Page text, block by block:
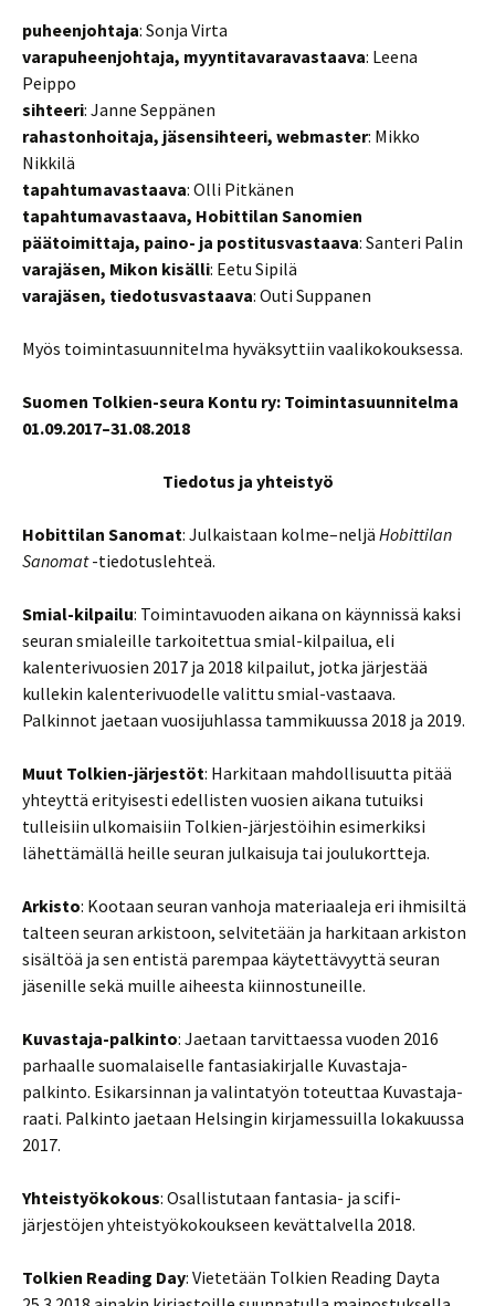
puheenjohtaja: Sonja Virta
varapuheenjohtaja, myyntitavaravastaava: Leena
Peippo
sihteeri: Janne Seppänen
rahastonhoitaja, jäsensihteeri, webmaster: Mikko
Nikkilä
tapahtumavastaava: Olli Pitkänen
tapahtumavastaava, Hobittilan Sanomien
päätoimittaja, paino- ja postitusvastaava: Santeri Palin
varajäsen, Mikon kisälli: Eetu Sipilä
varajäsen, tiedotusvastaava: Outi Suppanen
Myös toimintasuunnitelma hyväksyttiin vaalikokouksessa.
Suomen Tolkien-seura Kontu ry: Toimintasuunnitelma
01.09.2017–31.08.2018
Tiedotus ja yhteistyö
Hobittilan Sanomat: Julkaistaan kolme–neljä Hobittilan
Sanomat-tiedotuslehteä.
Smial-kilpailu: Toimintavuoden aikana on käynnissä kaksi
seuran smialeille tarkoitettua smial-kilpailua, eli
kalenterivuosien 2017 ja 2018 kilpailut, jotka järjestää
kullekin kalenterivuodelle valittu smial-vastaava.
Palkinnot jaetaan vuosijuhlassa tammikuussa 2018 ja 2019.
Muut Tolkien-järjestöt: Harkitaan mahdollisuutta pitää
yhteyttä erityisesti edellisten vuosien aikana tutuiksi
tulleisiin ulkomaisiin Tolkien-järjestöihin esimerkiksi
lähettämällä heille seuran julkaisuja tai joulukortteja.
Arkisto: Kootaan seuran vanhoja materiaaleja eri ihmisiltä
talteen seuran arkistoon, selvitetään ja harkitaan arkiston
sisältöä ja sen entistä parempaa käytettävyyttä seuran
jäsenille sekä muille aiheesta kiinnostuneille.
Kuvastaja-palkinto: Jaetaan tarvittaessa vuoden 2016
parhaalle suomalaiselle fantasiakirjalle Kuvastaja-
palkinto. Esikarsinnan ja valintatyön toteuttaa Kuvastaja-
raati. Palkinto jaetaan Helsingin kirjamessuilla lokakuussa
2017.
Yhteistyökokous: Osallistutaan fantasia- ja scifi-
järjestöjen yhteistyökokoukseen kevättalvella 2018.
Tolkien Reading Day: Vietetään Tolkien Reading Dayta